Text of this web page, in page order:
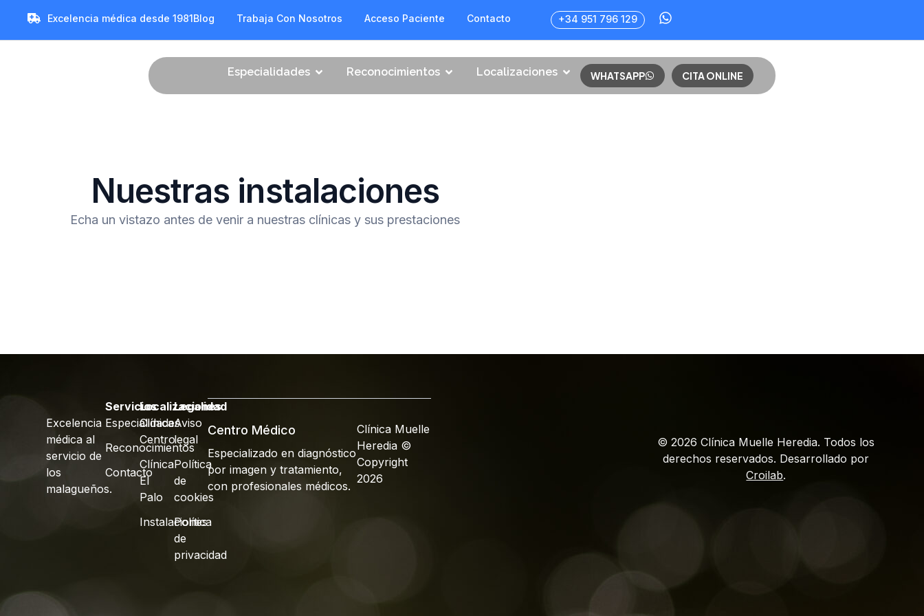
Excelencia médica desde 1981Blog Trabaja Con Nosotros Acceso Paciente Contacto +34 951 796 129
Especialidades Reconocimientos Localizaciones WHATSAPP CITA ONLINE
Nuestras instalaciones
Echa un vistazo antes de venir a nuestras clínicas y sus prestaciones
Excelencia
médica al
servicio de
los
malagueños.
Servicios
Especialidades
Reconocimientos
Contacto
Localizaciones
Clínica
Centro
Clínica
El
Palo
Instalaciones
Legalidad
Aviso
legal
Política
de
cookies
Política
de
privacidad
Centro Médico
Especializado en diagnóstico
por imagen y tratamiento,
con profesionales médicos.
Clínica Muelle
Heredia ©
Copyright
2026
© 2026 Clínica Muelle Heredia. Todos los
derechos reservados. Desarrollado por
Croilab.